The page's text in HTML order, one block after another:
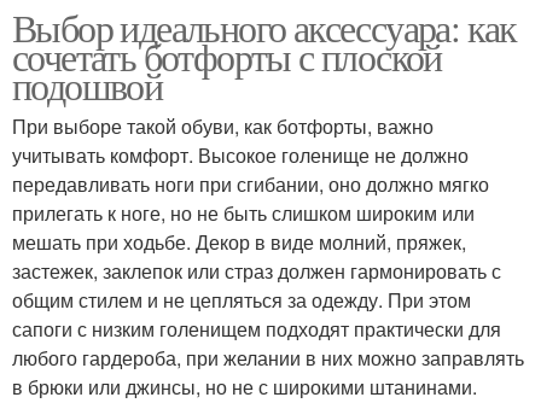
Выбор идеального аксессуара: как
сочетать ботфорты с плоской
подошвой
При выборе такой обуви, как ботфорты, важно
учитывать комфорт. Высокое голенище не должно
передавливать ноги при сгибании, оно должно мягко
прилегать к ноге, но не быть слишком широким или
мешать при ходьбе. Декор в виде молний, пряжек,
застежек, заклепок или страз должен гармонировать с
общим стилем и не цепляться за одежду. При этом
сапоги с низким голенищем подходят практически для
любого гардероба, при желании в них можно заправлять
в брюки или джинсы, но не с широкими штанинами.